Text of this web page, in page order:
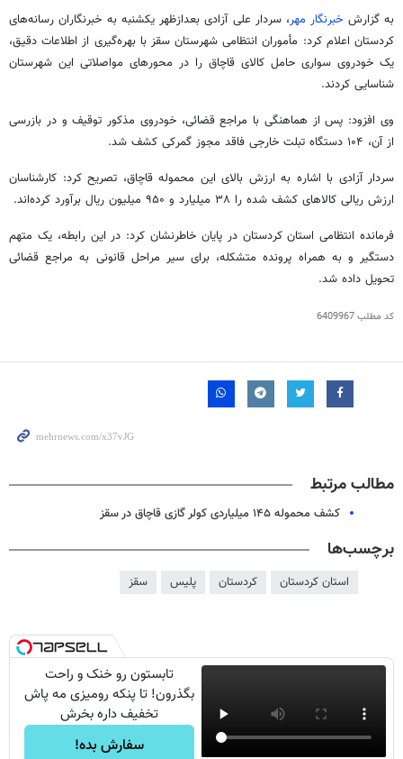
به گزارش خبرنگار مهر، سردار علی آزادی بعدازظهر یکشنبه به خبرنگاران رسانه‌های
کردستان اعلام کرد: مأموران انتظامی شهرستان سقز با بهره‌گیری از اطلاعات دقیق،
یک خودروی سواری حامل کالای قاچاق را در محورهای مواصلاتی این شهرستان
شناسایی کردند.
وی افزود: پس از هماهنگی با مراجع قضائی، خودروی مذکور توقیف و در بازرسی
از آن، ۱۰۴ دستگاه تبلت خارجی فاقد مجوز گمرکی کشف شد.
سردار آزادی با اشاره به ارزش بالای این محموله قاچاق، تصریح کرد: کارشناسان
ارزش ریالی کالاهای کشف شده را ۳۸ میلیارد و ۹۵۰ میلیون ریال برآورد کرده‌اند.
فرمانده انتظامی استان کردستان در پایان خاطرنشان کرد: در این رابطه، یک متهم
دستگیر و به همراه پرونده متشکله، برای سیر مراحل قانونی به مراجع قضائی
تحویل داده شد.
کد مطلب6409967
مطالب مرتبط
کشف محموله ۱۴۵ میلیاردی کولر گازی قاچاق در سقز
برچسب‌ها
استان کردستان کردستان پلیس سقز
تابستون رو خنک و راحت
بگذرون! تا پنکه رومیزی مه پاش
تخفیف داره بخرش
سفارش بده!